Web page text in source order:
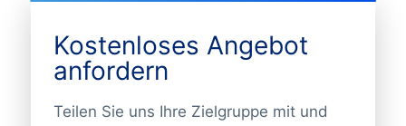
Kostenloses Angebot
anfordern
Teilen Sie uns Ihre Zielgruppe mit und